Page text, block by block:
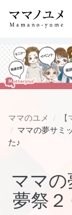
ママのユメ
ママの夢サミ
た♪
ママ
夢祭２